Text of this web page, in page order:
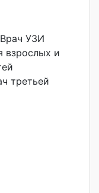
УЗИ
взрослых и
третьей